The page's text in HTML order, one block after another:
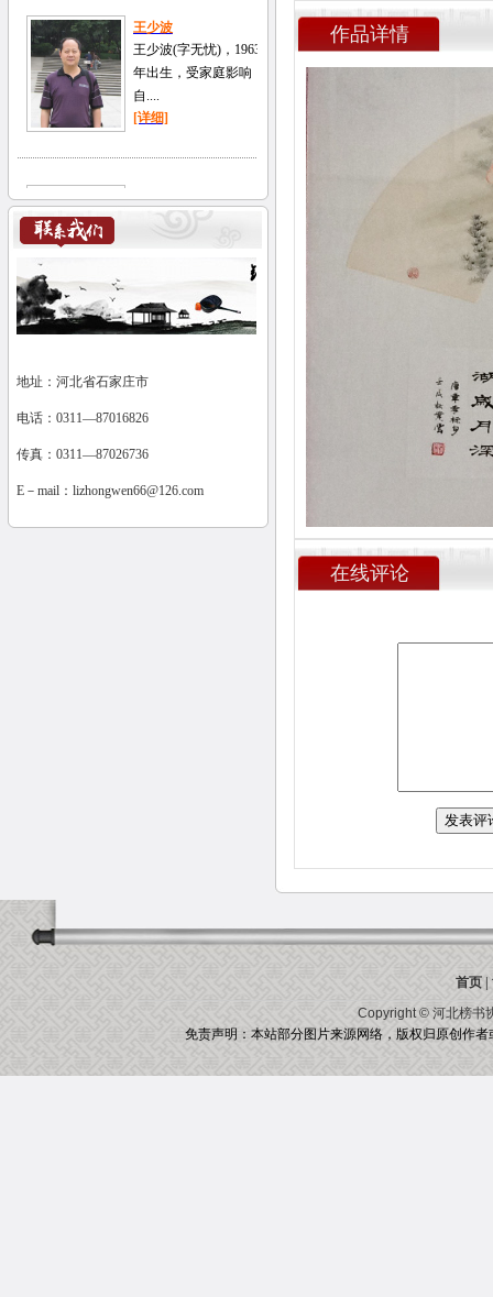
地址：河北省石家庄市
电话：0311—87016826
传真：0311—87026736
E－mail： lizhongwen66@126.com
作品详情
在线评论
首页|
Copyright © 河北榜书
免责声明：本站部分图片来源网络，版权归原创作